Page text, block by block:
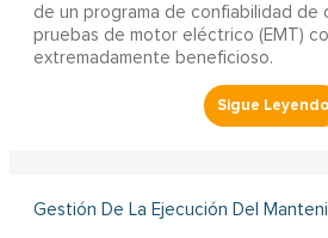
de un programa de confiabilidad de
pruebas de motor eléctrico (EMT)
extremadamente beneficioso.
Gestión De La Ejecución Del